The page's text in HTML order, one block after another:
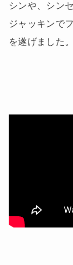
シンや、シン
ジャッキンで
を遂げました。